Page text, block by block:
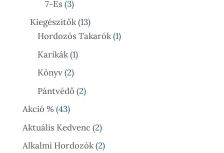
7-Es 33
Termék
Kiegészítők 1313
Termék
Hordozós Takarók 11
Karikák 11
Könyv 22
Termék
Pántvédő 22
Akció % 4343
Termék
Aktuális Kedvenc 22
Termék
Alkalmi Hordozók 22